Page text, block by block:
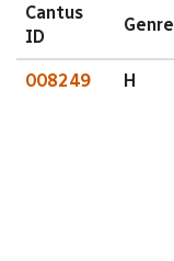
Cantus
ID
Genre
008249 H